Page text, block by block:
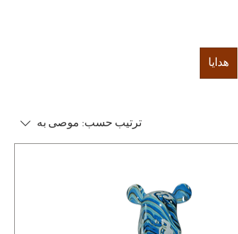
هدايا
ترتيب حسب: موصى به